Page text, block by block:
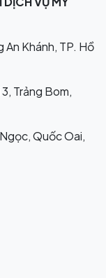
An Khánh, TP. Hồ
Trảng Bom,
Quốc Oai,